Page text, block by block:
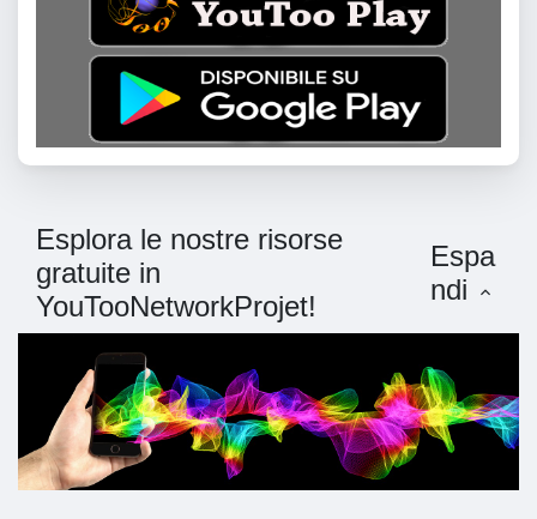
Esplora le nostre risorse
gratuite in
YouTooNetworkProjet!
Espa
ndi